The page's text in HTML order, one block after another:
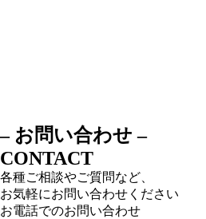
– お問い合わせ –
CONTACT
各種ご相談やご質問など、
お気軽にお問い合わせください
お電話でのお問い合わせ